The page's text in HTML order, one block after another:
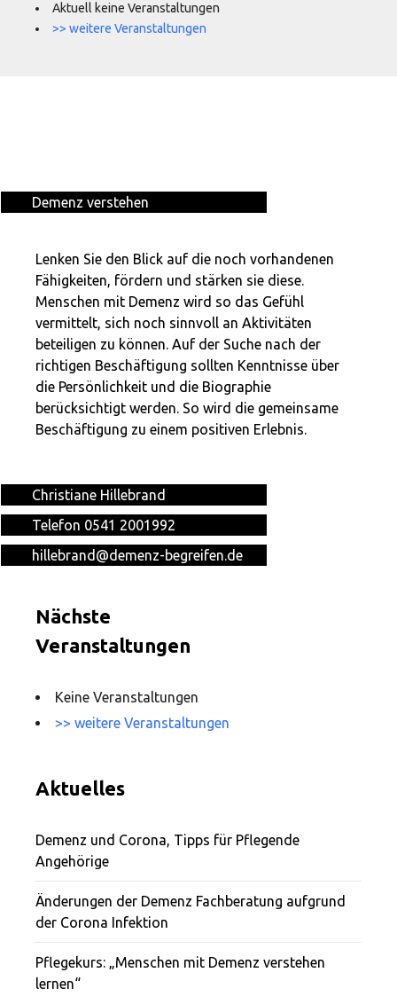
Aktuell keine Veranstaltungen
>> weitere Veranstaltungen
Demenz verstehen
Lenken Sie den Blick auf die noch vorhandenen
Fähigkeiten, fördern und stärken sie diese.
Menschen mit Demenz wird so das Gefühl
vermittelt, sich noch sinnvoll an Aktivitäten
beteiligen zu können. Auf der Suche nach der
richtigen Beschäftigung sollten Kenntnisse über
die Persönlichkeit und die Biographie
berücksichtigt werden. So wird die gemeinsame
Beschäftigung zu einem positiven Erlebnis.
Christiane Hillebrand
Telefon 0541 2001992
hillebrand@demenz-begreifen.de
Nächste
Veranstaltungen
Keine Veranstaltungen
>> weitere Veranstaltungen
Aktuelles
Demenz und Corona, Tipps für Pflegende
Angehörige
Änderungen der Demenz Fachberatung aufgrund
der Corona Infektion
Pflegekurs: „Menschen mit Demenz verstehen
lernen“